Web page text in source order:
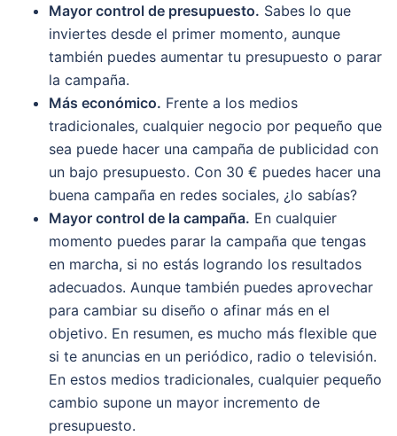
Mayor control de presupuesto. Sabes lo que
inviertes desde el primer momento, aunque
también puedes aumentar tu presupuesto o parar
la campaña.
Más económico. Frente a los medios
tradicionales, cualquier negocio por pequeño que
sea puede hacer una campaña de publicidad con
un bajo presupuesto. Con 30 € puedes hacer una
buena campaña en redes sociales, ¿lo sabías?
Mayor control de la campaña. En cualquier
momento puedes parar la campaña que tengas
en marcha, si no estás logrando los resultados
adecuados. Aunque también puedes aprovechar
para cambiar su diseño o afinar más en el
objetivo. En resumen, es mucho más flexible que
si te anuncias en un periódico, radio o televisión.
En estos medios tradicionales, cualquier pequeño
cambio supone un mayor incremento de
presupuesto.